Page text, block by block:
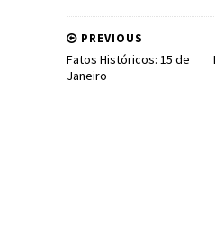
PREVIOUS
Fatos Históricos: 15 de
Janeiro